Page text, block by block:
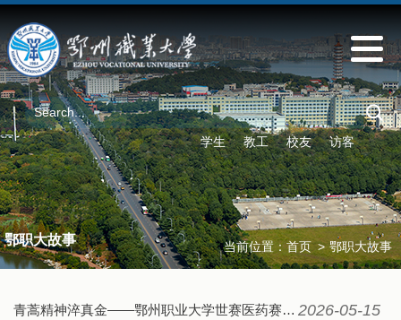
学生 教工 校友 访客
鄂职大故事 当前位置： 首页 > 鄂职大故事
青蒿精神淬真金——鄂州职业大学世赛医药赛道夺金记 2026-05-15